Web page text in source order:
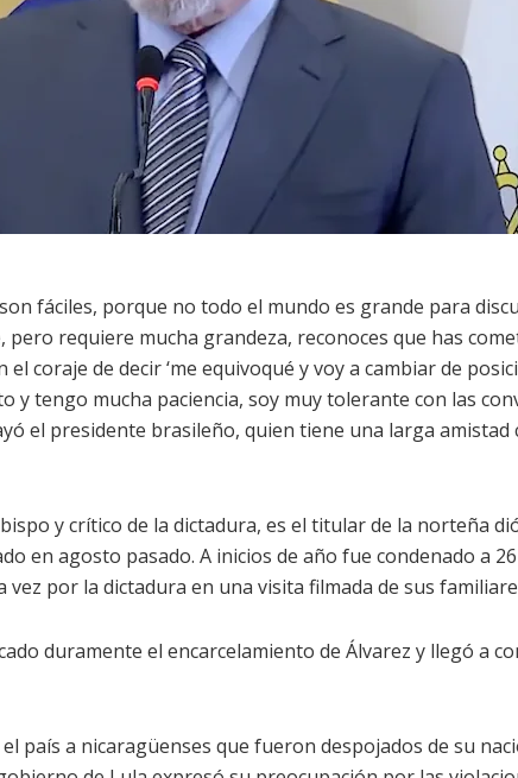
fáciles, porque no todo el mundo es grande para
pero requiere mucha grandeza, reconoces que has
coraje de decir ‘me equivoqué y voy a cambiar de
y tengo mucha paciencia, soy muy tolerante con las
el presidente brasileño, quien tiene una larga amistad
y crítico de la dictadura, es el titular de la norteña
en agosto pasado. A inicios de año fue condenado a
vez por la dictadura en una visita filmada de sus
duramente el encarcelamiento de Álvarez y llegó a
país a nicaragüenses que fueron despojados de su